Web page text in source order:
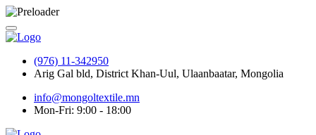
(976) 11-342950
Arig Gal bld, District Khan-Uul, Ulaanbaatar, Mongolia
info@mongoltextile.mn
Mon-Fri: 9:00 - 18:00